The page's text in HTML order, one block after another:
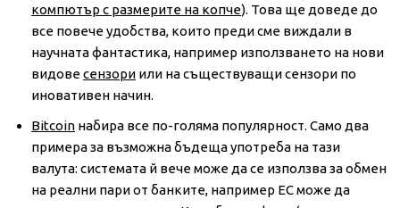
компютър с размерите на копче). Това ще доведе до
все повече удобства, които преди сме виждали в
научната фантастика, например използването на нови
видовесензори или на съществуващи сензори по
иновативен начин.
Bitcoin набира все по-голяма популярност. Само два
примера за възможна бъдеща употреба на тази
валута: системата й вече може да се използва за обмен
на реални пари от банките, например ЕС може да